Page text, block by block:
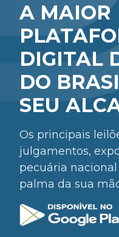
A MAIOR
DIGITAL
DO
SEU
Os principais
julgamentos,
pecuária
palma da sua